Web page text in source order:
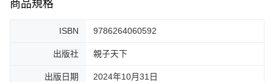
商品規格
ISBN 9786264060592
出版社 親子天下
出版日期 2024年10月31日